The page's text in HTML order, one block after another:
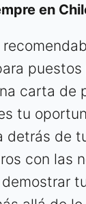
en
puestos
carta de
tu
detrás de
con las